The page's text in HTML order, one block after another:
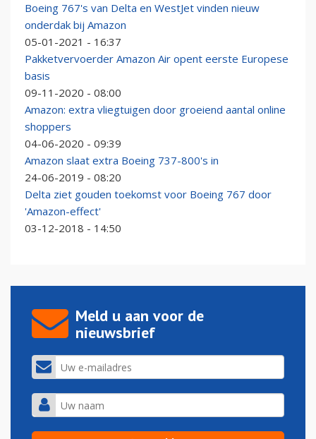
Boeing 767's van Delta en WestJet vinden nieuw
onderdak bij Amazon
05-01-2021 - 16:37
Pakketvervoerder Amazon Air opent eerste Europese
basis
09-11-2020 - 08:00
Amazon: extra vliegtuigen door groeiend aantal online
shoppers
04-06-2020 - 09:39
Amazon slaat extra Boeing 737-800's in
24-06-2019 - 08:20
Delta ziet gouden toekomst voor Boeing 767 door
'Amazon-effect'
03-12-2018 - 14:50
Meld u aan voor de
nieuwsbrief